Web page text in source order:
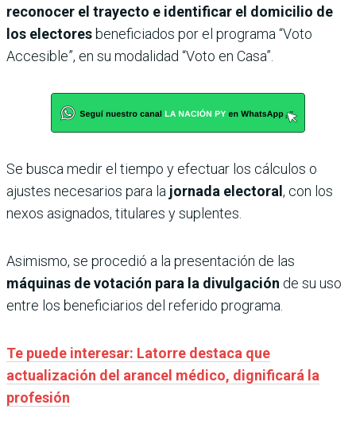
reconocer el trayecto e identificar el domicilio de
los electores beneficiados por el programa “Voto
Accesible”, en su modalidad “Voto en Casa”.
Se busca medir el tiempo y efectuar los cálculos o
ajustes necesarios para la jornada electoral , con los
nexos asignados, titulares y suplentes.
Asimismo, se procedió a la presentación de las
máquinas de votación para la divulgación de su uso
entre los beneficiarios del referido programa.
Te puede interesar: Latorre destaca que
actualización del arancel médico, dignificará la
profesión